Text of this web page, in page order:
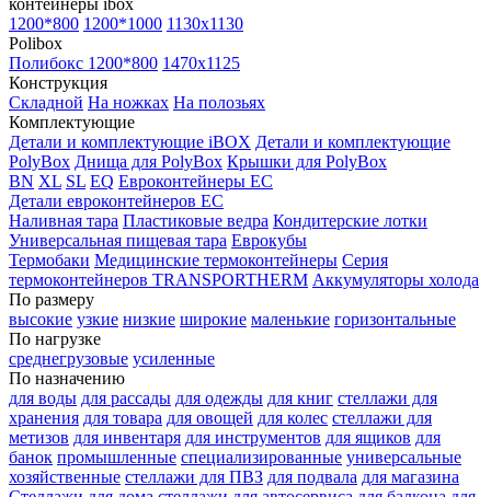
контейнеры ibox
1200*800 1200*1000 1130x1130
Polibox
Полибокс 1200*800 1470х1125
Конструкция
Складной На ножках На полозьях
Комплектующие
Детали и комплектующие iBOX Детали и комплектующие
PolyBox Днища для PolyBox Крышки для PolyBox
BN XL SL EQ Евроконтейнеры EC
Детали евроконтейнеров EC
Наливная тара Пластиковые ведра Кондитерские лотки
Универсальная пищевая тара Еврокубы
Термобаки Медицинские термоконтейнеры Серия
термоконтейнеров TRANSPORTHERM Аккумуляторы холода
По размеру
высокие узкие низкие широкие маленькие горизонтальные
По нагрузке
среднегрузовые усиленные
По назначению
для воды для рассады для одежды для книг стеллажи для
хранения для товара для овощей для колес стеллажи для
метизов для инвентаря для инструментов для ящиков для
банок промышленные специализированные универсальные
хозяйственные стеллажи для ПВЗ для подвала для магазина